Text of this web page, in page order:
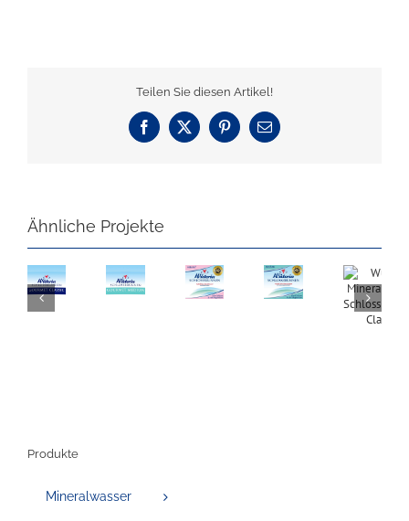
Teilen Sie diesen Artikel!
Facebook
X PinterestE-
Ähnliche Projekte
Produkte
Mineralwasser